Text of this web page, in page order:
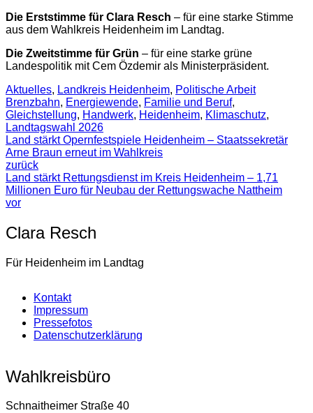
Die Erststimme für Clara Resch – für eine starke Stimme
aus dem Wahlkreis Heidenheim im Landtag.
Die Zweitstimme für Grün – für eine starke grüne
Landespolitik mit Cem Özdemir als Ministerpräsident.
Aktuelles, Landkreis Heidenheim, Politische Arbeit
Brenzbahn, Energiewende, Familie und Beruf,
Gleichstellung, Handwerk, Heidenheim, Klimaschutz,
Landtagswahl 2026
Land stärkt Opernfestspiele Heidenheim – Staatssekretär
Arne Braun erneut im Wahlkreis
zurück
Land stärkt Rettungsdienst im Kreis Heidenheim – 1,71
Millionen Euro für Neubau der Rettungswache Nattheim
vor
Clara Resch
Für Heidenheim im Landtag
Kontakt
Impressum
Pressefotos
Datenschutzerklärung
Wahlkreisbüro
Schnaitheimer Straße 40